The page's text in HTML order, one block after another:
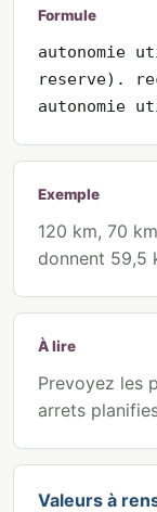
Formule
autonomie
reserve).
autonomie
Exemple
120 km, 70
donnent 59,5
À lire
Prevoyez les
arrets
Valeurs à